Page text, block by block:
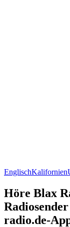
EnglischKalifornien
Höre Blax
radio.de-